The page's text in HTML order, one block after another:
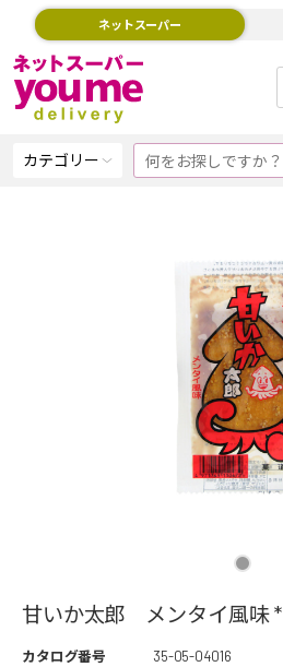
ネットスーパー
カテゴリー
甘いか太郎 メンタイ風味 *
カタログ番号
35-05-04016